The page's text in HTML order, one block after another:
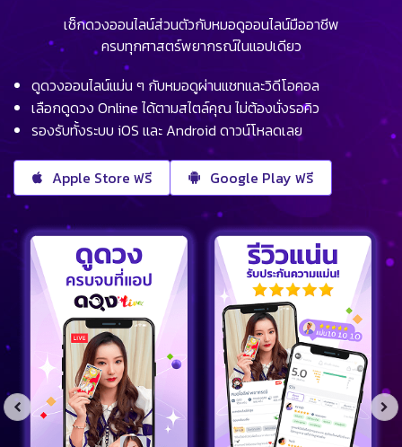
เช็กดวงออนไลน์ส่วนตัวกับหมอดูออนไลน์มืออาชีพ
ครบทุกศาสตร์พยากรณ์ในแอปเดียว
ดูดวงออนไลน์แม่น ๆ กับหมอดูผ่านแชทและวิดีโอคอล
เลือกดูดวง Online ได้ตามสไตล์คุณ ไม่ต้องนั่งรอคิว
รองรับทั้งระบบ iOS และ Android ดาวน์โหลดเลย
Apple Store ฟรี Google Play ฟรี